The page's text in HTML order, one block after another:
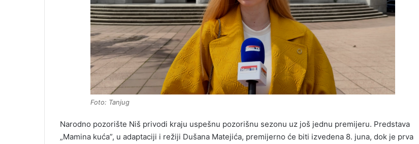
Foto: Tanjug
Narodno pozorište Niš privodi kraju uspešnu pozorišnu sezonu uz još jednu premijeru. Predstava
„Mamina kuća”, u adaptaciji i režiji Dušana Matejića, premijerno će biti izvedena 8. juna, dok je prva